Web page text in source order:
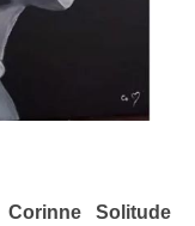
Corinne Solitude